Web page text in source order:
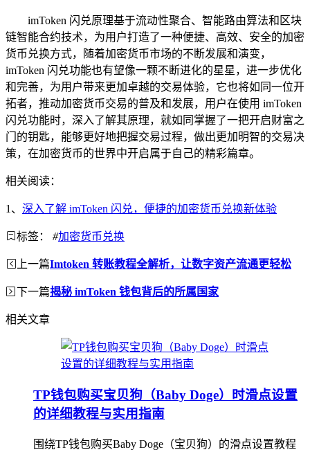
imToken 闪兑原理基于流动性聚合、智能路由算法和区块
链智能合约技术，为用户打造了一种便捷、高效、安全的加密
货币兑换方式，随着加密货币市场的不断发展和演变，
imToken 闪兑功能也有望像一颗不断进化的星星，进一步优化
和完善，为用户带来更加卓越的交易体验，它也将如同一位开
拓者，推动加密货币交易的普及和发展，用户在使用 imToken
闪兑功能时，深入了解其原理，就如同掌握了一把开启财富之
门的钥匙，能够更好地把握交易过程，做出更加明智的交易决
策，在加密货币的世界中开启属于自己的精彩篇章。
相关阅读：
1、 深入了解 imToken 闪兑，便捷的加密货币兑换新体验
标签： #加密货币兑换
上一篇Imtoken 转账教程全解析，让数字资产流通更轻松
下一篇揭秘 imToken 钱包背后的所属国家
相关文章
TP钱包购买宝贝狗（Baby Doge）时滑点设置
的详细教程与实用指南
围绕TP钱包购买Baby Doge（宝贝狗）的滑点设置教程